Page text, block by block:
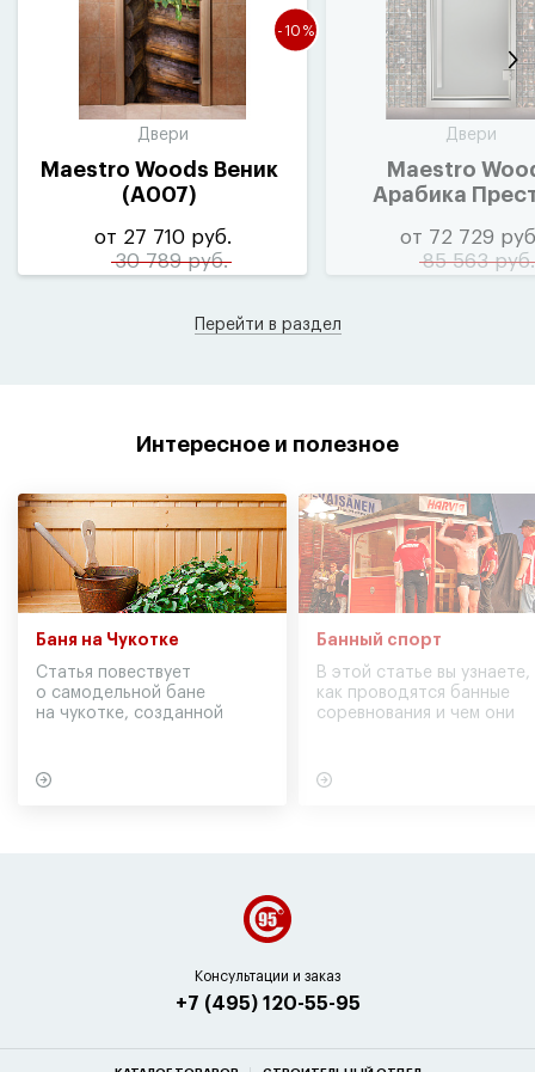
-10%
Двери
Maestro Woods Веник
(A007)
от 27 710 руб.
30 789 руб.
Двери
Maestro
Арабика
фурнитура)
от 72 729
85 563 руб.
Перейти в раздел
Интересное и полезное
Баня на Чукотке
Статья повествует
о самодельной бане
на чукотке, созданной
Банный спорт
В этой статье вы узнаете,
как проводятся банные
соревнования и чем они
Консультации и заказ
+7 (495) 120-55-95